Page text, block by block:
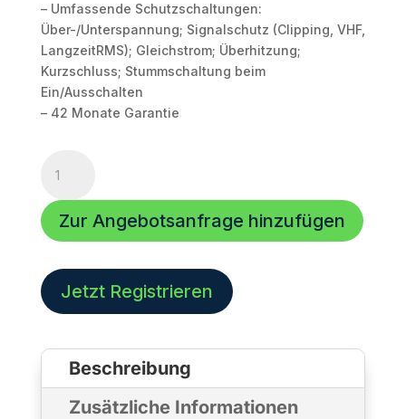
– Umfassende Schutzschaltungen:
Über-/Unterspannung; Signalschutz (Clipping, VHF,
LangzeitRMS); Gleichstrom; Überhitzung;
Kurzschluss; Stummschaltung beim
Ein/Ausschalten
– 42 Monate Garantie
Acoustic
VADAS-
12K4D
Menge
Zur Angebotsanfrage hinzufügen
Jetzt Registrieren
Beschreibung
Zusätzliche Informationen